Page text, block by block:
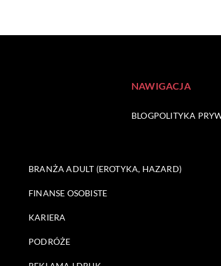
NAWIGACJA
BLOGPOLITYKA
BRANŻA ADULT (EROTYKA, HAZARD)
FINANSE OSOBISTE
KARIERA
PODRÓŻE